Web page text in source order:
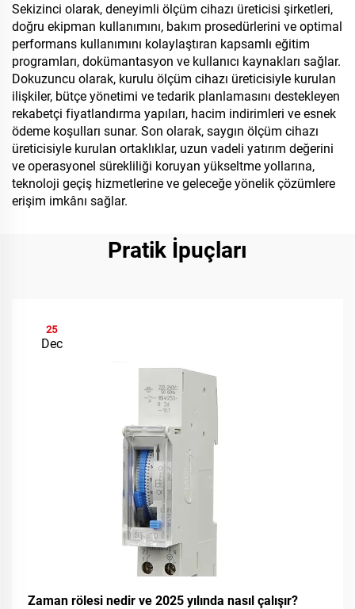
Sekizinci olarak, deneyimli ölçüm cihazı üreticisi şirketleri,
doğru ekipman kullanımını, bakım prosedürlerini ve optimal
performans kullanımını kolaylaştıran kapsamlı eğitim
programları, dokümantasyon ve kullanıcı kaynakları sağlar.
Dokuzuncu olarak, kurulu ölçüm cihazı üreticisiyle kurulan
ilişkiler, bütçe yönetimi ve tedarik planlamasını destekleyen
rekabetçi fiyatlandırma yapıları, hacim indirimleri ve esnek
ödeme koşulları sunar. Son olarak, saygın ölçüm cihazı
üreticisiyle kurulan ortaklıklar, uzun vadeli yatırım değerini
ve operasyonel sürekliliği koruyan yükseltme yollarına,
teknoloji geçiş hizmetlerine ve geleceğe yönelik çözümlere
erişim imkânı sağlar.
Pratik İpuçları
25
Dec
Zaman rölesi nedir ve 2025 yılında nasıl çalışır?